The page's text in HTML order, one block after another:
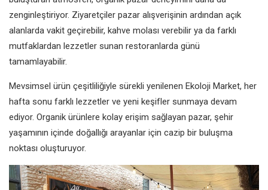
zenginleştiriyor. Ziyaretçiler pazar alışverişinin ardından açık
alanlarda vakit geçirebilir, kahve molası verebilir ya da farklı
mutfaklardan lezzetler sunan restoranlarda günü
tamamlayabilir.
Mevsimsel ürün çeşitliliğiyle sürekli yenilenen Ekoloji Market, her
hafta sonu farklı lezzetler ve yeni keşifler sunmaya devam
ediyor. Organik ürünlere kolay erişim sağlayan pazar, şehir
yaşamının içinde doğallığı arayanlar için cazip bir buluşma
noktası oluşturuyor.